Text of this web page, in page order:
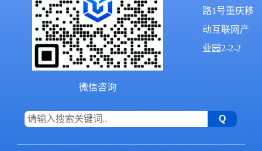
微信咨询
路1号重庆移
动互联网产
业园2-2-2